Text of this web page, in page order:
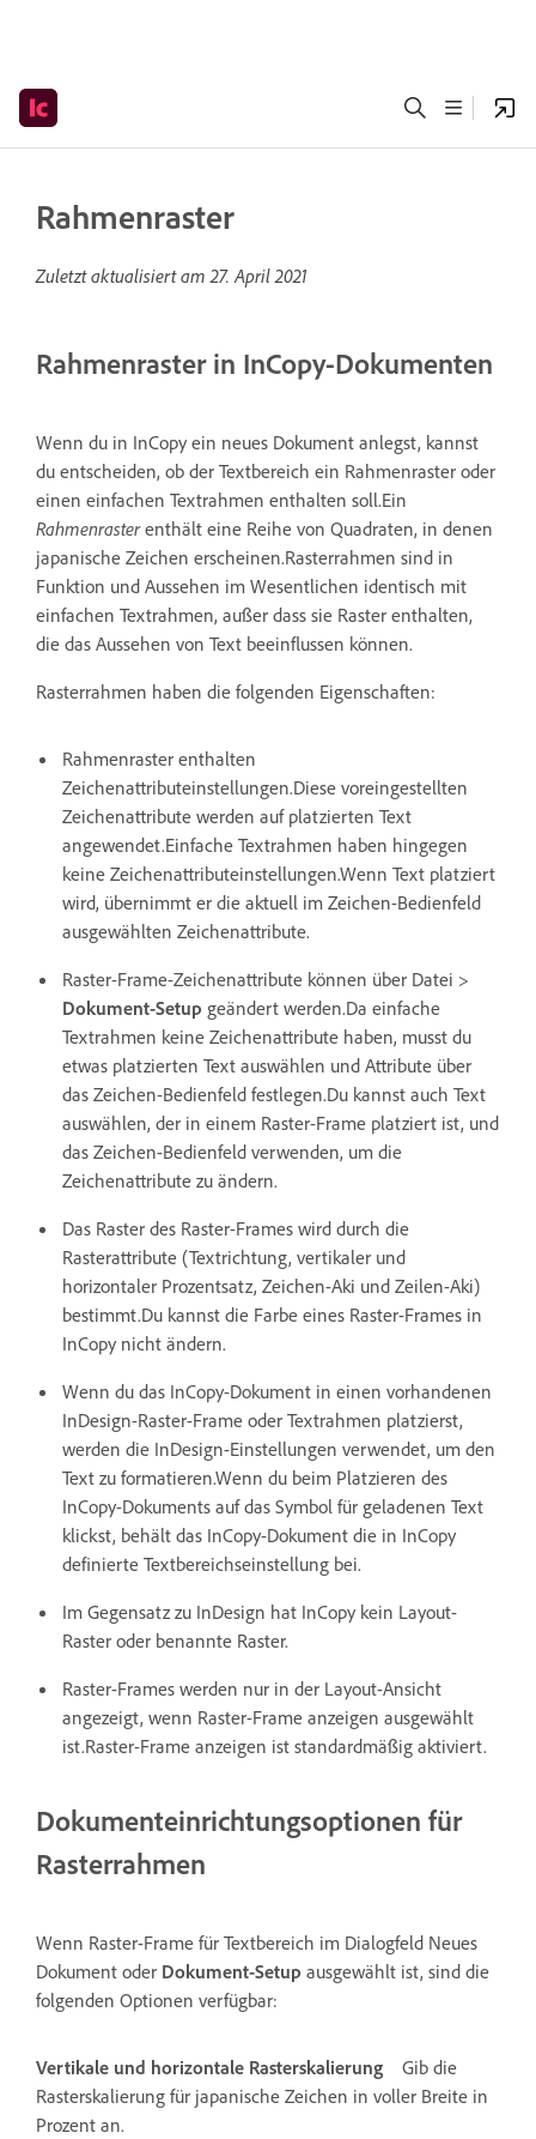
Rahmenraster
Zuletzt aktualisiert am27. April 2021
Rahmenraster in InCopy-Dokumenten
Wenn du in InCopy ein neues Dokument anlegst, kannst
du entscheiden, ob der Textbereich ein Rahmenraster oder
einen einfachen Textrahmen enthalten soll.Ein
Rahmenrasterenthält eine Reihe von Quadraten, in denen
japanische Zeichen erscheinen.Rasterrahmen sind in
Funktion und Aussehen im Wesentlichen identisch mit
einfachen Textrahmen, außer dass sie Raster enthalten,
die das Aussehen von Text beeinflussen können.
Rasterrahmen haben die folgenden Eigenschaften:
Rahmenraster enthalten
Zeichenattributeinstellungen.Diese voreingestellten
Zeichenattribute werden auf platzierten Text
angewendet.Einfache Textrahmen haben hingegen
keine Zeichenattributeinstellungen.Wenn Text platziert
wird, übernimmt er die aktuell im Zeichen-Bedienfeld
ausgewählten Zeichenattribute.
Raster-Frame-Zeichenattribute können über Datei >
Dokument-Setup geändert werden.Da einfache
Textrahmen keine Zeichenattribute haben, musst du
etwas platzierten Text auswählen und Attribute über
das Zeichen-Bedienfeld festlegen.Du kannst auch Text
auswählen, der in einem Raster-Frame platziert ist, und
das Zeichen-Bedienfeld verwenden, um die
Zeichenattribute zu ändern.
Das Raster des Raster-Frames wird durch die
Rasterattribute (Textrichtung, vertikaler und
horizontaler Prozentsatz, Zeichen-Aki und Zeilen-Aki)
bestimmt.Du kannst die Farbe eines Raster-Frames in
InCopy nicht ändern.
Wenn du das InCopy-Dokument in einen vorhandenen
InDesign-Raster-Frame oder Textrahmen platzierst,
werden die InDesign-Einstellungen verwendet, um den
Text zu formatieren.Wenn du beim Platzieren des
InCopy-Dokuments auf das Symbol für geladenen Text
klickst, behält das InCopy-Dokument die in InCopy
definierte Textbereichseinstellung bei.
Im Gegensatz zu InDesign hat InCopy kein Layout-
Raster oder benannte Raster.
Raster-Frames werden nur in der Layout-Ansicht
angezeigt, wenn Raster-Frame anzeigen ausgewählt
ist.Raster-Frame anzeigen ist standardmäßig aktiviert.
Dokumenteinrichtungsoptionen für
Rasterrahmen
Wenn Raster-Frame für Textbereich im Dialogfeld Neues
Dokument oder Dokument-Setup ausgewählt ist, sind die
folgenden Optionen verfügbar:
Vertikale und horizontale Rasterskalierung
Gib die
Rasterskalierung für japanische Zeichen in voller Breite in
Prozent an.